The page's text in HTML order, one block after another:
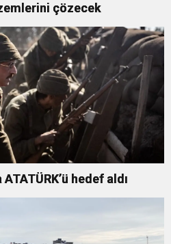
çözecek
hedef aldı